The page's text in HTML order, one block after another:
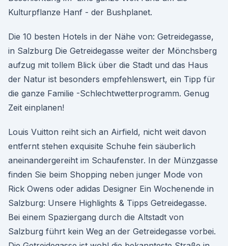
Kulturpflanze Hanf - der Bushplanet.
Die 10 besten Hotels in der Nähe von: Getreidegasse,
in Salzburg Die Getreidegasse weiter der Mönchsberg
aufzug mit tollem Blick über die Stadt und das Haus
der Natur ist besonders empfehlenswert, ein Tipp für
die ganze Familie -Schlechtwetterprogramm. Genug
Zeit einplanen!
Louis Vuitton reiht sich an Airfield, nicht weit davon
entfernt stehen exquisite Schuhe fein säuberlich
aneinandergereiht im Schaufenster. In der Münzgasse
finden Sie beim Shopping neben junger Mode von
Rick Owens oder adidas Designer Ein Wochenende in
Salzburg: Unsere Highlights & Tipps Getreidegasse.
Bei einem Spaziergang durch die Altstadt von
Salzburg führt kein Weg an der Getreidegasse vorbei.